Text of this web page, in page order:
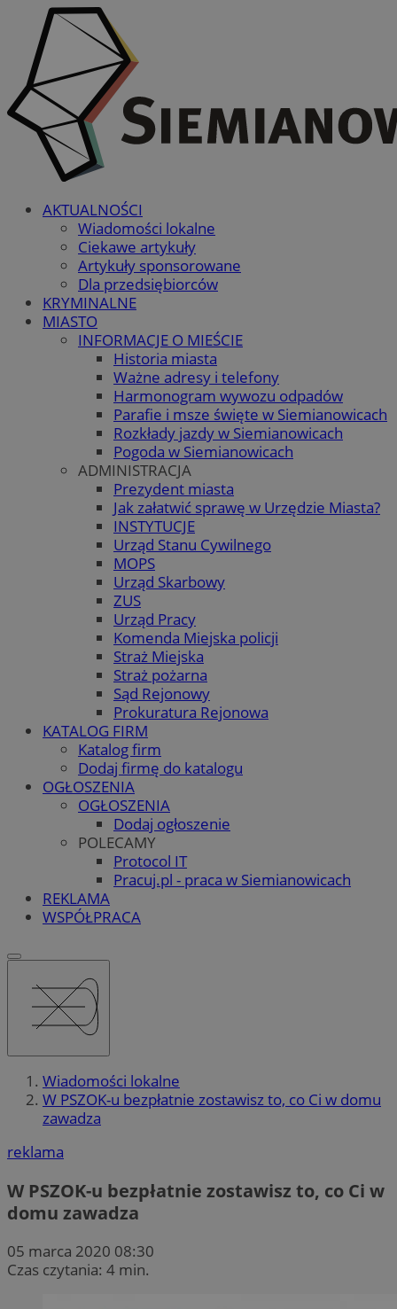
AKTUALNOŚCI
Wiadomości lokalne
Ciekawe artykuły
Artykuły sponsorowane
Dla przedsiębiorców
KRYMINALNE
MIASTO
INFORMACJE O MIEŚCIE
Historia miasta
Ważne adresy i telefony
Harmonogram wywozu odpadów
Parafie i msze święte w Siemianowicach
Rozkłady jazdy w Siemianowicach
Pogoda w Siemianowicach
ADMINISTRACJA
Prezydent miasta
Jak załatwić sprawę w Urzędzie Miasta?
INSTYTUCJE
Urząd Stanu Cywilnego
MOPS
Urząd Skarbowy
ZUS
Urząd Pracy
Komenda Miejska policji
Straż Miejska
Straż pożarna
Sąd Rejonowy
Prokuratura Rejonowa
KATALOG FIRM
Katalog firm
Dodaj firmę do katalogu
OGŁOSZENIA
OGŁOSZENIA
Dodaj ogłoszenie
POLECAMY
Protocol IT
Pracuj.pl - praca w Siemianowicach
REKLAMA
WSPÓŁPRACA
Wiadomości lokalne
W PSZOK-u bezpłatnie zostawisz to, co Ci w domu
zawadza
reklama
W PSZOK-u bezpłatnie zostawisz to, co Ci w
domu zawadza
05 marca 2020 08:30
Czas czytania: 4 min.